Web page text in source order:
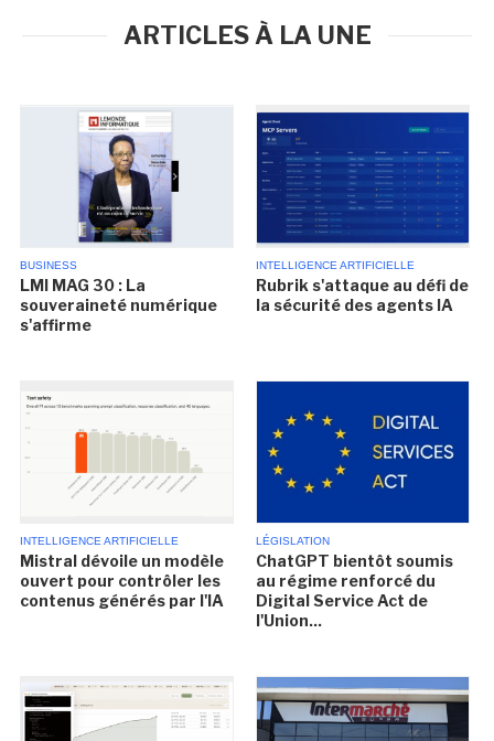
ARTICLES À LA UNE
BUSINESS
LMI MAG 30 : La
souveraineté numérique
s'affirme
INTELLIGENCE ARTIFICIELLE
Rubrik s'attaque au défi de
la sécurité des agents IA
INTELLIGENCE ARTIFICIELLE
Mistral dévoile un modèle
ouvert pour contrôler les
contenus générés par l'IA
LÉGISLATION
ChatGPT bientôt soumis
au régime renforcé du
Digital Service Act de
l'Union...